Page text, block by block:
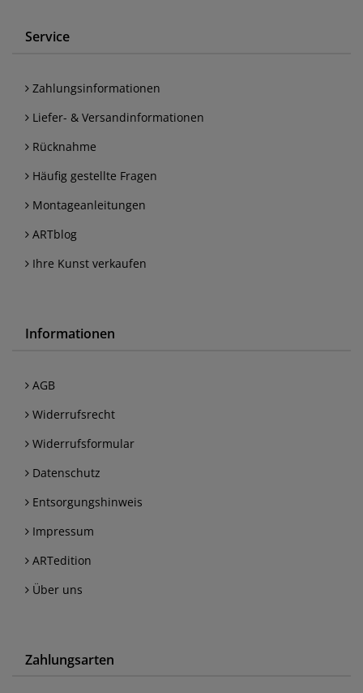
Service
Zahlungsinformationen
Liefer- & Versandinformationen
Rücknahme
Häufig gestellte Fragen
Montageanleitungen
ARTblog
Ihre Kunst verkaufen
Informationen
AGB
Widerrufsrecht
Widerrufsformular
Datenschutz
Entsorgungshinweis
Impressum
ARTedition
Über uns
Zahlungsarten